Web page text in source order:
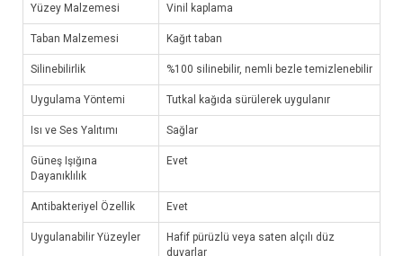
Yüzey Malzemesi Vinil kaplama
Taban Malzemesi Kağıt taban
Silinebilirlik %100 silinebilir, nemli bezle temizlenebilir
Uygulama Yöntemi Tutkal kağıda sürülerek uygulanır
Isı ve Ses Yalıtımı Sağlar
Güneş Işığına
Dayanıklılık
Evet
Antibakteriyel Özellik Evet
Uygulanabilir Yüzeyler
Hafif pürüzlü veya saten alçılı düz
duvarlar